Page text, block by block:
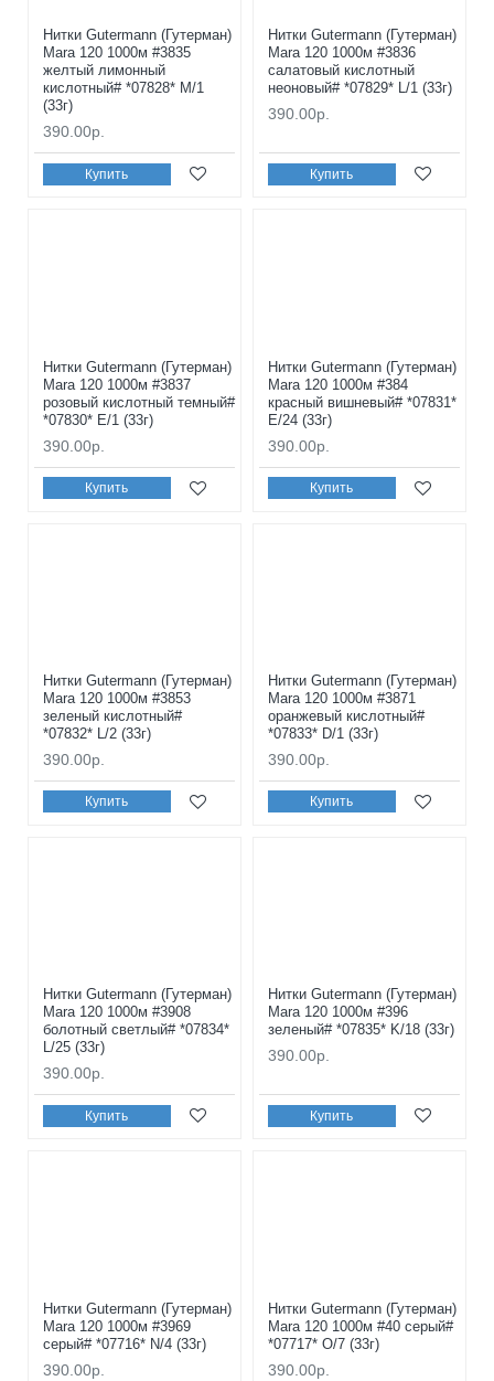
Нитки Gutermann (Гутерман)
Mara 120 1000м #3835
желтый лимонный
кислотный# *07828* M/1
(33г)
390.00р.
Купить
Нитки Gutermann (Гутерман)
Mara 120 1000м #3836
салатовый кислотный
неоновый# *07829* L/1 (33г)
390.00р.
Купить
Нитки Gutermann (Гутерман)
Mara 120 1000м #3837
розовый кислотный темный#
*07830* E/1 (33г)
390.00р.
Купить
Нитки Gutermann (Гутерман)
Mara 120 1000м #384
красный вишневый# *07831*
E/24 (33г)
390.00р.
Купить
Нитки Gutermann (Гутерман)
Mara 120 1000м #3853
зеленый кислотный#
*07832* L/2 (33г)
390.00р.
Купить
Нитки Gutermann (Гутерман)
Mara 120 1000м #3871
оранжевый кислотный#
*07833* D/1 (33г)
390.00р.
Купить
Нитки Gutermann (Гутерман)
Mara 120 1000м #3908
болотный светлый# *07834*
L/25 (33г)
390.00р.
Купить
Нитки Gutermann (Гутерман)
Mara 120 1000м #396
зеленый# *07835* K/18 (33г)
390.00р.
Купить
Нитки Gutermann (Гутерман)
Mara 120 1000м #3969
серый# *07716* N/4 (33г)
390.00р.
Нитки Gutermann (Гутерман)
Mara 120 1000м #40 серый#
*07717* O/7 (33г)
390.00р.